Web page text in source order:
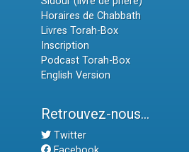
Horaires de Chabbath
Livres Torah-Box
Inscription
Podcast Torah-Box
English Version
Retrouvez-nous...
Twitter